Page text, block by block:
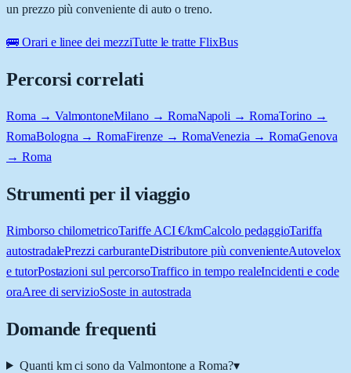
un prezzo più conveniente di auto o treno.
🚌 Orari e linee dei mezziTutte le tratte FlixBus
Percorsi correlati
Roma → ValmontoneMilano → RomaNapoli → RomaTorino →
RomaBologna → RomaFirenze → RomaVenezia → RomaGenova
→ Roma
Strumenti per il viaggio
Rimborso chilometricoTariffe ACI €/kmCalcolo pedaggioTariffa
autostradalePrezzi carburanteDistributore più convenienteAutovelox
e tutorPostazioni sul percorsoTraffico in tempo realeIncidenti e code
oraAree di servizioSoste in autostrada
Domande frequenti
Quanti km ci sono da Valmontone a Roma?▾